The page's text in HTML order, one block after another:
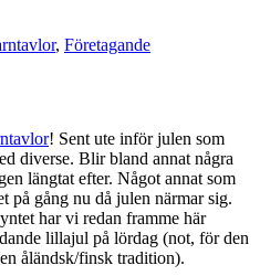
, Företagande
! Sent ute inför julen som
diverse. Blir bland annat några
längtat efter. Något annat som
på gång nu då julen närmar sig.
har vi redan framme här
lillajul på lördag (not, för den
åländsk/finsk tradition).